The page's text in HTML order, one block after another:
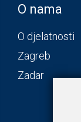
O nama
O djelatnosti
Zagreb
Zadar